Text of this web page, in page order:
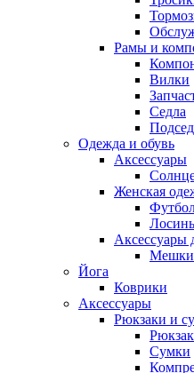
Рамы и
Вилки
Седла
Одежда и обувь
Аксессуары
Женская
Аксессуары
Мешки
Йога
Коврики
Аксессуары
Рюкзаки и
Сумки